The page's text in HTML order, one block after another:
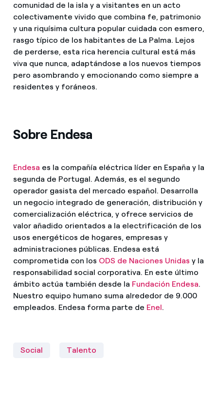
comunidad de la isla y a visitantes en un acto
colectivamente vivido que combina fe, patrimonio
y una riquísima cultura popular cuidada con esmero,
rasgo típico de los habitantes de La Palma. Lejos
de perderse, esta rica herencia cultural está más
viva que nunca, adaptándose a los nuevos tiempos
pero asombrando y emocionando como siempre a
residentes y foráneos.
Sobre Endesa
Endesa es la compañía eléctrica líder en España y la
segunda de Portugal. Además, es el segundo
operador gasista del mercado español. Desarrolla
un negocio integrado de generación, distribución y
comercialización eléctrica, y ofrece servicios de
valor añadido orientados a la electrificación de los
usos energéticos de hogares, empresas y
administraciones públicas. Endesa está
comprometida con los ODS de Naciones Unidas y la
responsabilidad social corporativa. En este último
ámbito actúa también desde la Fundación Endesa.
Nuestro equipo humano suma alrededor de 9.000
empleados. Endesa forma parte de Enel.
Social Talento